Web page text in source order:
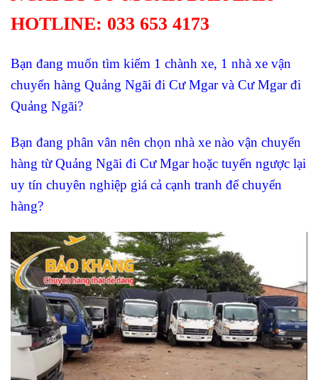
HOTLINE: 033 653 4173
Bạn đang muốn tìm kiếm 1 chành xe, 1 nhà xe vận
chuyển hàng Quảng Ngãi đi Cư Mgar và Cư Mgar đi
Quảng Ngãi?
Bạn đang phân vân nên chọn nhà xe nào vận chuyển
hàng từ Quảng Ngãi đi Cư Mgarhoặc tuyến ngược lại
uy tín chuyên nghiệp giá cả cạnh tranh để chuyển
hàng?